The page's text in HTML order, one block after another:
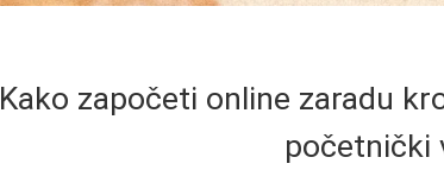
Kako započeti online zaradu
početnički